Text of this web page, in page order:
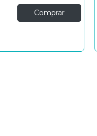
Comprar